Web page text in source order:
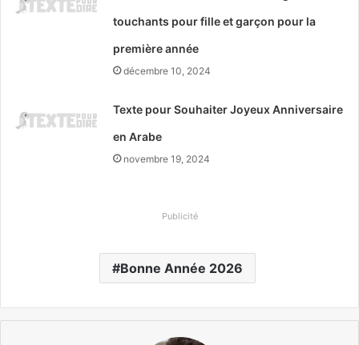
touchants pour fille et garçon pour la
première année
décembre 10, 2024
Texte pour Souhaiter Joyeux Anniversaire
en Arabe
novembre 19, 2024
Publicité
Bonne Année 2026